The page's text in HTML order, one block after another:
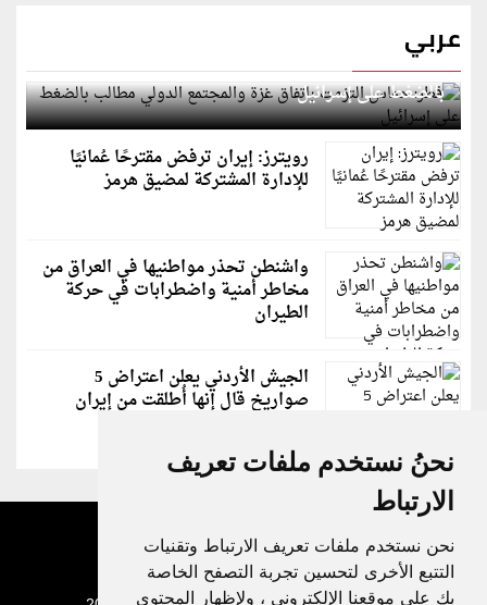
نحنُ نستخدم ملفات تعريف
الارتباط
نحن نستخدم ملفات تعريف الارتباط وتقنيات
التتبع الأخرى لتحسين تجربة التصفح الخاصة
بك على موقعنا الإلكتروني ، ولإظهار المحتوى
عربي
قطر: حماس التزمت باتفاق غزة والمجتمع الدولي مطالب
بالضغط على إسرائيل
رويترز: إيران ترفض مقترحًا عُمانيًا
للإدارة المشتركة لمضيق هرمز
واشنطن تحذر مواطنيها في العراق من
مخاطر أمنية واضطرابات في حركة
الطيران
الجيش الأردني يعلن اعتراض 5
صواريخ قال إنها أُطلقت من إيران